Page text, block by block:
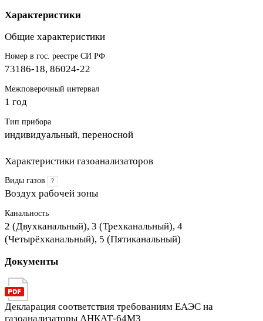
Характеристики
Общие характеристики
Номер в гос. реестре СИ РФ
73186-18, 86024-22
Межповерочный интервал
1 год
Тип прибора
индивидуальный, переносной
Характеристики газоанализаторов
Виды газов ?
Воздух рабочей зоны
Канальность
2 (Двухканальный), 3 (Трехканальный), 4
(Четырёхканальный), 5 (Пятиканальный)
Документы
Декларация соответствия требованиям ЕАЭС на
газоанализаторы АНКАТ-64М3